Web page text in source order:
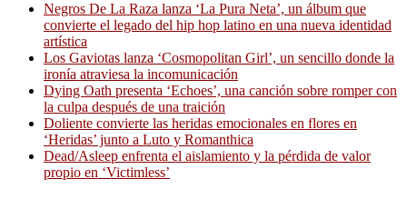
Negros De La Raza lanza ‘La Pura Neta’, un álbum que
convierte el legado del hip hop latino en una nueva identidad
artística
Los Gaviotas lanza ‘Cosmopolitan Girl’, un sencillo donde la
ironía atraviesa la incomunicación
Dying Oath presenta ‘Echoes’, una canción sobre romper con
la culpa después de una traición
Doliente convierte las heridas emocionales en flores en
‘Heridas’ junto a Luto y Romanthica
Dead/Asleep enfrenta el aislamiento y la pérdida de valor
propio en ‘Victimless’